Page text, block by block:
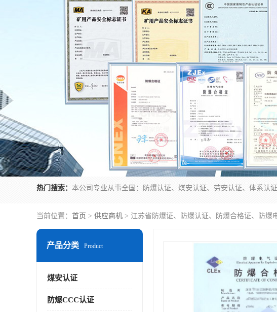
热门搜索：
当前位置： 首页 > 供应商机 > 江苏省防爆证、防爆认证、防爆合格证、防爆
产品分类 Product
煤安认证
防爆CCC认证